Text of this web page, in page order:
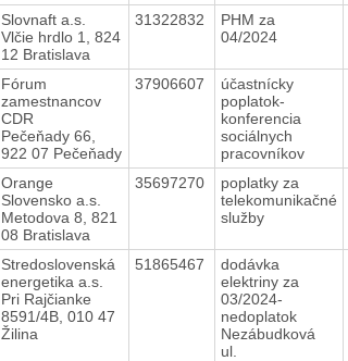
Slovnaft a.s.
Vlčie hrdlo 1, 824
12 Bratislava
31322832
PHM za
04/2024
Fórum
zamestnancov
CDR
Pečeňady 66,
922 07 Pečeňady
37906607
účastnícky
poplatok-
konferencia
sociálnych
pracovníkov
Orange
Slovensko a.s.
Metodova 8, 821
08 Bratislava
35697270
poplatky za
telekomunikačné
služby
Stredoslovenská
energetika a.s.
Pri Rajčianke
8591/4B, 010 47
Žilina
51865467
dodávka
elektriny za
03/2024-
nedoplatok
Nezábudková
ul.